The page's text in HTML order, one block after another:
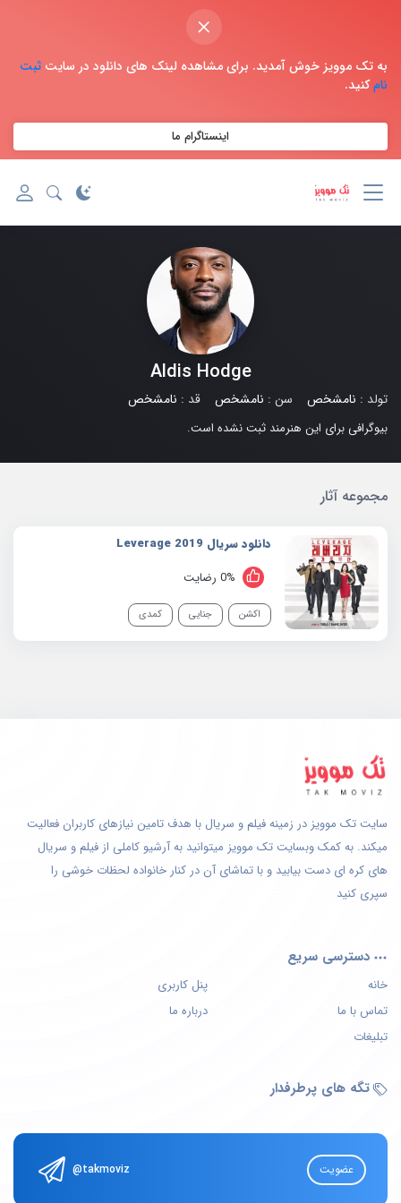
×
به تک موویز خوش آمدید. برای مشاهده لینک های دانلود در سایت ثبت
نامکنید.
اینستاگرام ما
Aldis Hodge
تولد : نامشخص سن : نامشخص قد : نامشخص
بیوگرافی برای این هنرمند ثبت نشده است.
مجموعه آثار
دانلود سریال 2019 Leverage
0% رضایت
اکشن جنایی کمدی
سایت تک موویز در زمینه فیلم و سریال با هدف تامین نیازهای کاربران فعالیت
میکند. به کمک وبسایت تک موویز میتوانید به آرشیو کاملی از فیلم و سریال
های کره ای دست بیابید و با تماشای آن در کنار خانواده لحظات خوشی را
سپری کنید
دسترسی سریع
خانه
پنل کاربری
تماس با ما
درباره ما
تبلیغات
تگه های پرطرفدار
@takmoviz عضویت